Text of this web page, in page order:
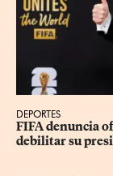
DEPORTES
FIFA denuncia
debilitar su